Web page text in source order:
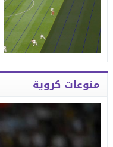
منوعات كروية